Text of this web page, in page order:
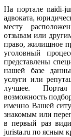
На портале naidi-
адвоката,
месту
отзывам или
право, жилищное
уголовный
представлены
нашей базе
услуги или
лучшее.
возможность
именно Вашей
знакомым или
в первый раз
jurista.ru по ясным